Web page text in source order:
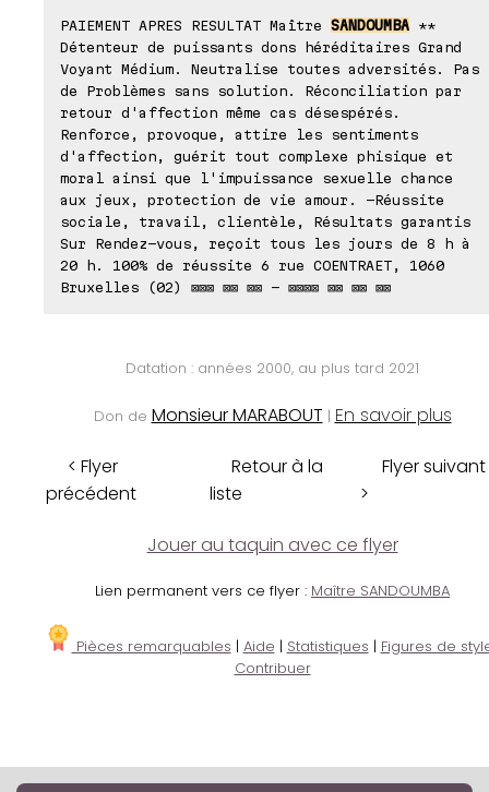
PAIEMENT APRES RESULTAT Maître SANDOUMBA **
Détenteur de puissants dons héréditaires Grand
Voyant Médium. Neutralise toutes adversités. Pas
de Problèmes sans solution. Réconciliation par
retour d'affection même cas désespérés.
Renforce, provoque, attire les sentiments
d'affection, guérit tout complexe phisique et
moral ainsi que l'impuissance sexuelle chance
aux jeux, protection de vie amour. -Réussite
sociale, travail, clientèle, Résultats garantis
Sur Rendez-vous, reçoit tous les jours de 8 h à
20 h. 100% de réussite 6 rue COENTRAET, 1060
Bruxelles (02) ⊠⊠⊠ ⊠⊠ ⊠⊠ - ⊠⊠⊠⊠ ⊠⊠ ⊠⊠ ⊠⊠
Datation : années 2000, au plus tard 2021
Don de Monsieur MARABOUT | En savoir plus
< Flyer
précédent
Retour à la
liste
Flyer suivant
>
Jouer au taquin avec ce flyer
Lien permanent vers ce flyer : Maître SANDOUMBA
Pièces remarquables | Aide | Statistiques | Figures de
Contribuer